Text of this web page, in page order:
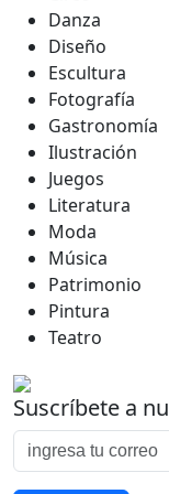
Danza
Diseño
Escultura
Fotografía
Gastronomía
Ilustración
Juegos
Literatura
Moda
Música
Patrimonio
Pintura
Teatro
Suscríbete a